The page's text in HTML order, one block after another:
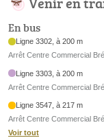
En bus
Ligne 3302, à 200 m
Arrêt Centre Commercial
Ligne 3303, à 200 m
Arrêt Centre Commercial
Ligne 3547, à 217 m
Arrêt Centre Commercial
Voir tout